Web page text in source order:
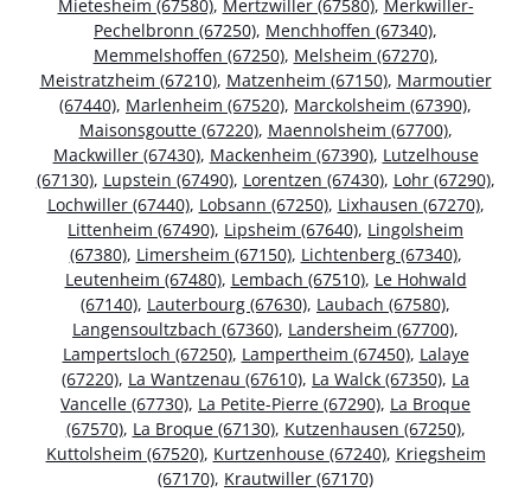
Mietesheim (67580), Mertzwiller (67580), Merkwiller-
Pechelbronn (67250), Menchhoffen (67340),
Memmelshoffen (67250), Melsheim (67270),
Meistratzheim (67210), Matzenheim (67150), Marmoutier
(67440), Marlenheim (67520), Marckolsheim (67390),
Maisonsgoutte (67220), Maennolsheim (67700),
Mackwiller (67430), Mackenheim (67390), Lutzelhouse
(67130), Lupstein (67490), Lorentzen (67430), Lohr (67290),
Lochwiller (67440), Lobsann (67250), Lixhausen (67270),
Littenheim (67490), Lipsheim (67640), Lingolsheim
(67380), Limersheim (67150), Lichtenberg (67340),
Leutenheim (67480), Lembach (67510), Le Hohwald
(67140), Lauterbourg (67630), Laubach (67580),
Langensoultzbach (67360), Landersheim (67700),
Lampertsloch (67250), Lampertheim (67450), Lalaye
(67220), La Wantzenau (67610), La Walck (67350), La
Vancelle (67730), La Petite-Pierre (67290), La Broque
(67570), La Broque (67130), Kutzenhausen (67250),
Kuttolsheim (67520), Kurtzenhouse (67240), Kriegsheim
(67170), Krautwiller (67170)